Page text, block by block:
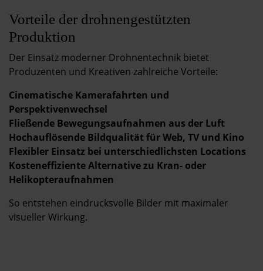
Vorteile der drohnengestützten
Produktion
Der Einsatz moderner Drohnentechnik bietet
Produzenten und Kreativen zahlreiche Vorteile:
Cinematische Kamerafahrten und
Perspektivenwechsel
Fließende Bewegungsaufnahmen aus der Luft
Hochauflösende Bildqualität für Web, TV und Kino
Flexibler Einsatz bei unterschiedlichsten Locations
Kosteneffiziente Alternative zu Kran- oder
Helikopteraufnahmen
So entstehen eindrucksvolle Bilder mit maximaler
visueller Wirkung.